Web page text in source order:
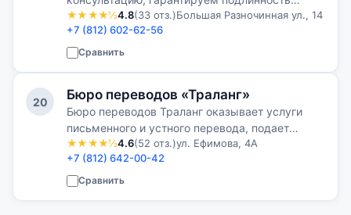
апостиля через госучреждения, работаем с
нотариусами, зарегистрированными в
Минюсте, действуем без доверенности,
★★★★½4.8(33 отз.)Большая Разночинная ул., 14
+7 (812) 602-62-56
Сравнить
20 Бюро переводов «Траланг»
Бюро переводов Траланг оказывает услуги
письменного и устного перевода, подает
документы на проставление апостиля в органы
ЗАГС, Минюст, Минобразования, ГУ МВД,
осуществляет выпуск квалифицированных э…
★★★★½4.6(52 отз.)ул. Ефимова, 4А
+7 (812) 642-00-42
Сравнить